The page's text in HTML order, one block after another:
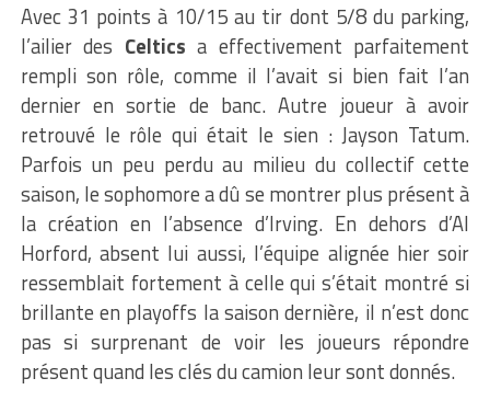
Avec 31 points à 10/15 au tir dont 5/8 du parking,
l’ailier des Celtics a effectivement parfaitement
rempli son rôle, comme il l’avait si bien fait l’an
dernier en sortie de banc. Autre joueur à avoir
retrouvé le rôle qui était le sien : Jayson Tatum.
Parfois un peu perdu au milieu du collectif cette
saison, le sophomore a dû se montrer plus présent à
la création en l’absence d’Irving. En dehors d’Al
Horford, absent lui aussi, l’équipe alignée hier soir
ressemblait fortement à celle qui s’était montré si
brillante en playoffs la saison dernière, il n’est donc
pas si surprenant de voir les joueurs répondre
présent quand les clés du camion leur sont donnés.